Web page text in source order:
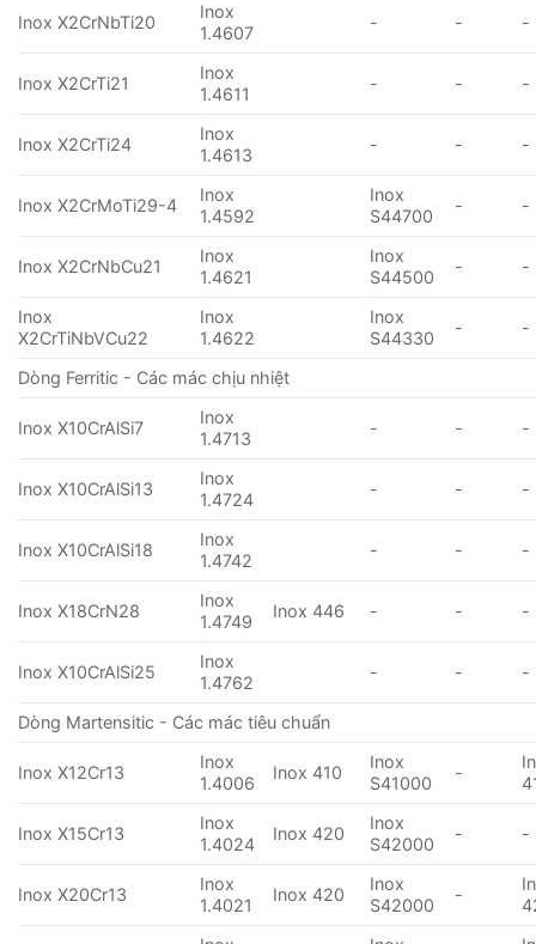
Inox X2CrNbTi20
Inox
1.4607
- - -
Inox X2CrTi21
Inox
1.4611
- - -
Inox X2CrTi24
Inox
1.4613
- - -
Inox X2CrMoTi29-4
Inox
1.4592
Inox
S44700
- -
Inox X2CrNbCu21
Inox
1.4621
Inox
S44500
- -
Inox
X2CrTiNbVCu22
Inox
1.4622
Inox
S44330
- -
Dòng Ferritic - Các mác chịu nhiệt
Inox X10CrAlSi7
Inox
1.4713
- - -
Inox X10CrAlSi13
Inox
1.4724
- - -
Inox X10CrAlSi18
Inox
1.4742
- - -
Inox X18CrN28
Inox
1.4749
Inox 446 - - -
Inox X10CrAlSi25
Inox
1.4762
- - -
Dòng Martensitic - Các mác tiêu chuẩn
Inox X12Cr13
Inox
1.4006
Inox 410
Inox
S41000
-
Inox X15Cr13
Inox
1.4024
Inox 420
Inox
S42000
- -
Inox X20Cr13
Inox
1.4021
Inox 420
Inox
S42000
-